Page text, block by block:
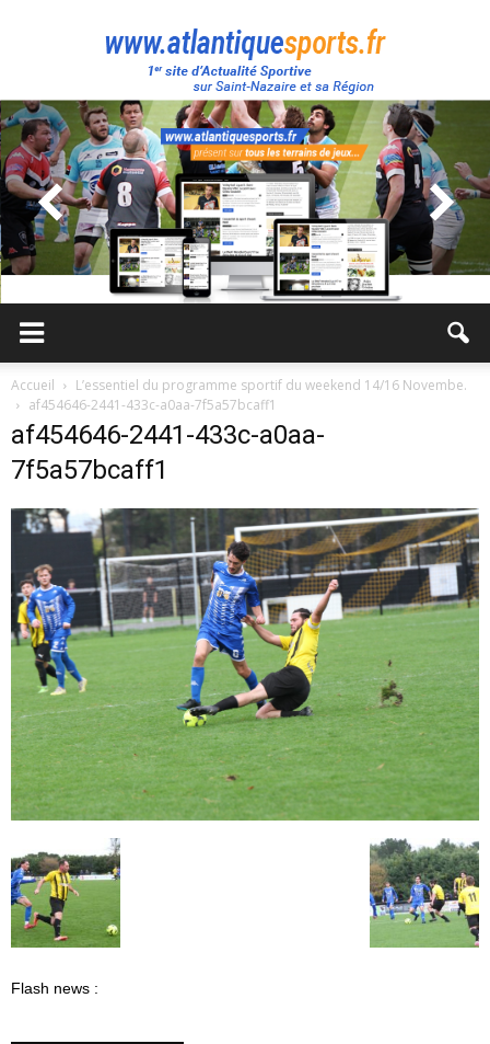
Atlantique
Sport
Accueil
L’essentiel du programme sportif du weekend 14/16 Novembe.
af454646-2441-433c-a0aa-7f5a57bcaff1
af454646-2441-433c-a0aa-
7f5a57bcaff1
Flash news :